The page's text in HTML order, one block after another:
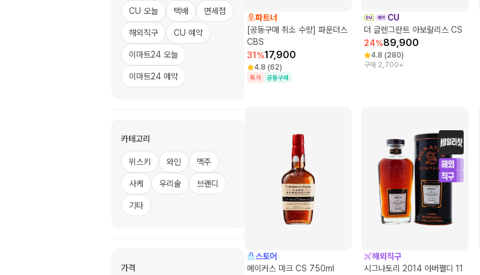
CU 오늘 택배 면세점
해외직구 CU 예약
이마트24 오늘
이마트24 예약
카테고리
위스키 와인 맥주
사케 우리술 브랜디
기타
가격
파트너
[공동구매 취소 수량] 파운더스
CBS
31 %17,900
4.8 (62)
특가 공동구매
CU
더 글렌그란트 아보랄리스 CS
24%89,900
4.8 (280)
구매 2,700+
스토어
메이커스 마크 CS 750ml
해외직구
시그나토리 2014 아버펠디 11